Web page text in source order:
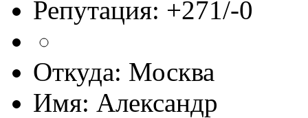
Репутация: +271/-0
Откуда: Москва
Имя: Александр